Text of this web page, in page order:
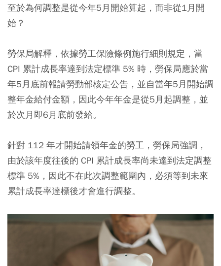
至於為何調整是從今年5月開始算起，而非從1月開
始？
勞保局解釋，依據勞工保險條例施行細則規定，當
CPI 累計成長率達到法定標準 5% 時，勞保局應於當
年5月底前報請勞動部核定公告，並自當年5月開始調
整年金給付金額，因此今年年金是從5月起調整，並
於次月即6月底前發給。
針對 112 年才開始請領年金的勞工，勞保局強調，
由於該年度往後的 CPI 累計成長率尚未達到法定調整
標準 5%，因此不在此次調整範圍內，必須等到未來
累計成長率達標後才會進行調整。